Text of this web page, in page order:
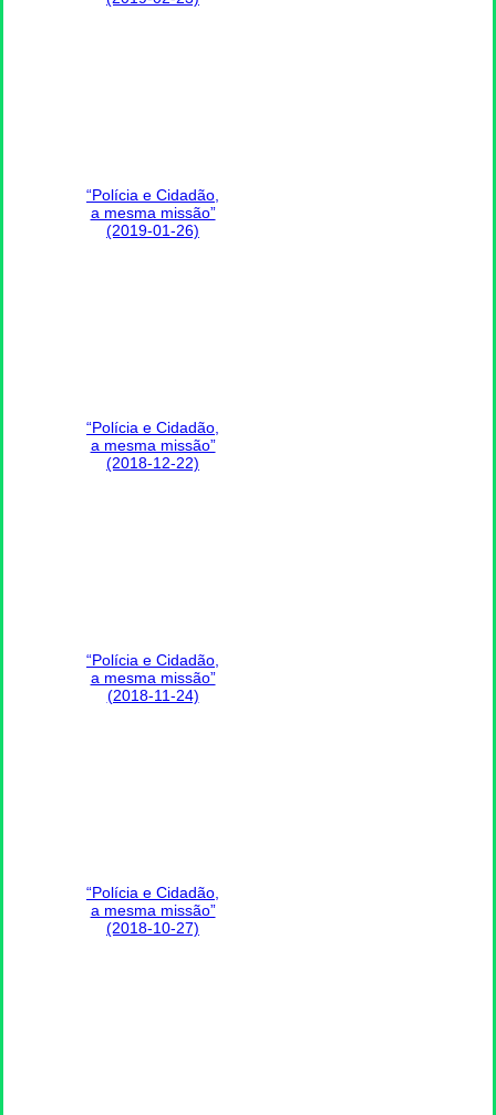
“Polícia e Cidadão,
a mesma missão”
(2019-01-26)
“Polícia e Cidadão,
a mesma missão”
(2018-12-22)
“Polícia e Cidadão,
a mesma missão”
(2018-11-24)
“Polícia e Cidadão,
a mesma missão”
(2018-10-27)